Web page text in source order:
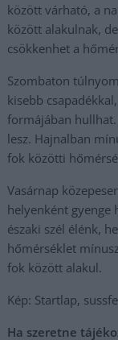
között várható, a
között alakulnak,
csökkenhet a
Szombaton
kisebb
formájában hullhat.
lesz. Hajnalban
fok közötti
Vasárnap
helyenként gyenge
északi szél élénk,
hőmérséklet
fok között alakul.
Kép: Startlap,
Ha szeretne